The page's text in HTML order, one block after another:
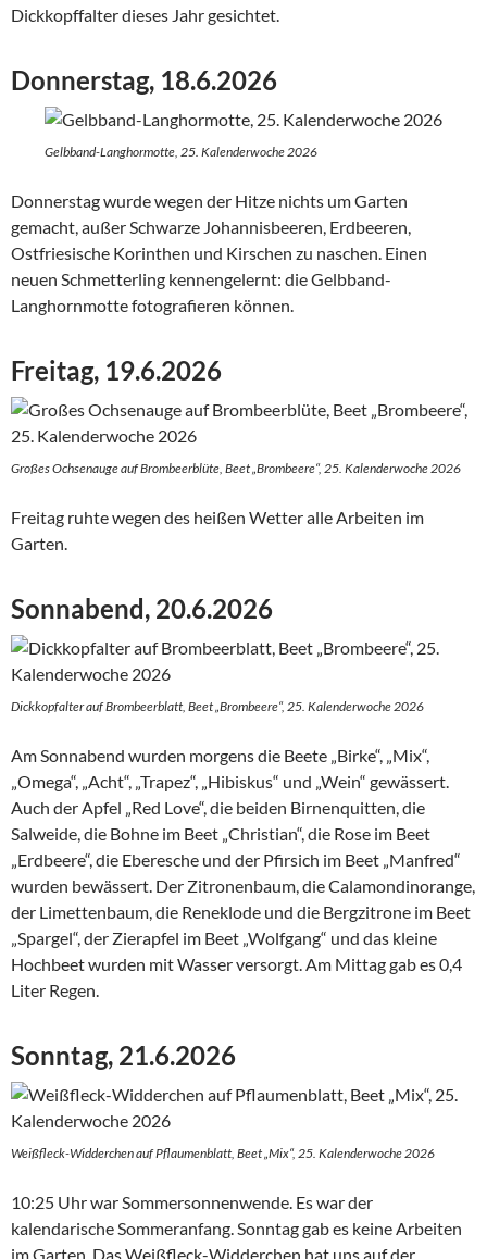
Dickkopffalter dieses Jahr gesichtet.
Donnerstag, 18.6.2026
Gelbband-Langhormotte, 25. Kalenderwoche 2026
Donnerstag wurde wegen der Hitze nichts um Garten
gemacht, außer Schwarze Johannisbeeren, Erdbeeren,
Ostfriesische Korinthen und Kirschen zu naschen. Einen
neuen Schmetterling kennengelernt: die Gelbband-
Langhornmotte fotografieren können.
Freitag, 19.6.2026
Großes Ochsenauge auf Brombeerblüte, Beet „Brombeere“, 25. Kalenderwoche 2026
Freitag ruhte wegen des heißen Wetter alle Arbeiten im
Garten.
Sonnabend, 20.6.2026
Dickkopfalter auf Brombeerblatt, Beet „Brombeere“, 25. Kalenderwoche 2026
Am Sonnabend wurden morgens die Beete „Birke“, „Mix“,
„Omega“, „Acht“, „Trapez“, „Hibiskus“ und „Wein“ gewässert.
Auch der Apfel „Red Love“, die beiden Birnenquitten, die
Salweide, die Bohne im Beet „Christian“, die Rose im Beet
„Erdbeere“, die Eberesche und der Pfirsich im Beet „Manfred“
wurden bewässert. Der Zitronenbaum, die Calamondinorange,
der Limettenbaum, die Reneklode und die Bergzitrone im Beet
„Spargel“, der Zierapfel im Beet „Wolfgang“ und das kleine
Hochbeet wurden mit Wasser versorgt. Am Mittag gab es 0,4
Liter Regen.
Sonntag, 21.6.2026
Weißfleck-Widderchen auf Pflaumenblatt, Beet „Mix“, 25. Kalenderwoche 2026
10:25 Uhr war Sommersonnenwende. Es war der
kalendarische Sommeranfang. Sonntag gab es keine Arbeiten
im Garten. Das Weißfleck-Widderchen hat uns auf der